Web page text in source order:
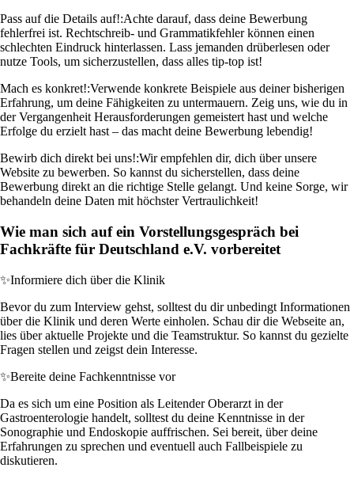
Pass auf die Details auf!:Achte darauf, dass deine Bewerbung
fehlerfrei ist. Rechtschreib- und Grammatikfehler können einen
schlechten Eindruck hinterlassen. Lass jemanden drüberlesen oder
nutze Tools, um sicherzustellen, dass alles tip-top ist!
Mach es konkret!:Verwende konkrete Beispiele aus deiner bisherigen
Erfahrung, um deine Fähigkeiten zu untermauern. Zeig uns, wie du in
der Vergangenheit Herausforderungen gemeistert hast und welche
Erfolge du erzielt hast – das macht deine Bewerbung lebendig!
Bewirb dich direkt bei uns!:Wir empfehlen dir, dich über unsere
Website zu bewerben. So kannst du sicherstellen, dass deine
Bewerbung direkt an die richtige Stelle gelangt. Und keine Sorge, wir
behandeln deine Daten mit höchster Vertraulichkeit!
Wie man sich auf ein Vorstellungsgespräch bei
Fachkräfte für Deutschland e.V. vorbereitet
✨Informiere dich über die Klinik
Bevor du zum Interview gehst, solltest du dir unbedingt Informationen
über die Klinik und deren Werte einholen. Schau dir die Webseite an,
lies über aktuelle Projekte und die Teamstruktur. So kannst du gezielte
Fragen stellen und zeigst dein Interesse.
✨Bereite deine Fachkenntnisse vor
Da es sich um eine Position als Leitender Oberarzt in der
Gastroenterologie handelt, solltest du deine Kenntnisse in der
Sonographie und Endoskopie auffrischen. Sei bereit, über deine
Erfahrungen zu sprechen und eventuell auch Fallbeispiele zu
diskutieren.